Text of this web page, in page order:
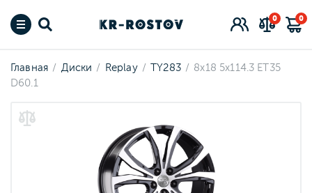
0 0
Главная Диски Replay TY283
8x18 5x114.3 ET35
D60.1